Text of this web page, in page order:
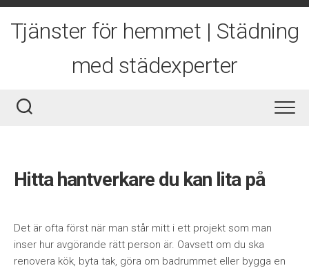
Skip
content
Tjänster för hemmet | Städning
med städexperter
Hitta hantverkare du kan lita på
Det är ofta först när man står mitt i ett projekt som man
inser hur avgörande rätt person är. Oavsett om du ska
renovera kök, byta tak, göra om badrummet eller bygga en